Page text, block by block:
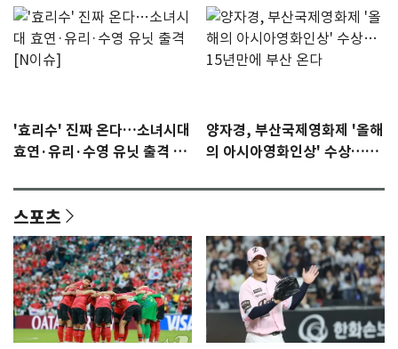
'효리수' 진짜 온다…소녀시대
효연·유리·수영 유닛 출격 [N
양자경, 부산국제영화제 '올해
의 아시아영화인상' 수상…15
스포츠